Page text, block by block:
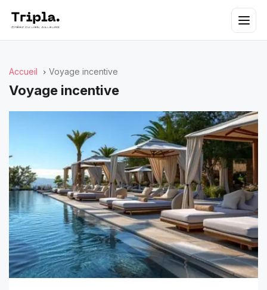
Accueil Voyage incentive
Voyage incentive